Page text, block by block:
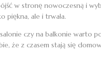
w stronę nowoczesną i
piękna, ale i trwała.
czy na balkonie warto
że z czasem stają się